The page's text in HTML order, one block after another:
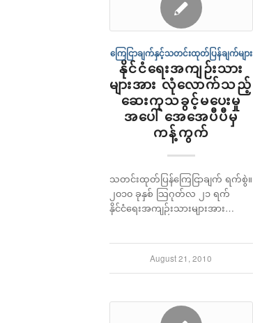
ကြေငြာချက်နှင့်သတင်းထုတ်ပြန်ချက်များ
နိုင်ငံရေးအကျဉ်းသား
များအား လုံလောက်သည့်
ဆေးကုသခွင့်မပေးမှု
အပေါ် အေအေပီပီမှ
ကန့်ကွက်
သတင်းထုတ်ပြန်ကြေငြာချက် ရက်စွဲ။
၂၀၁၀ ခုနှစ် သြဂုတ်လ ၂၁ ရက်
နိုင်ငံရေးအကျဉ်းသားများအား…
August 21, 2010